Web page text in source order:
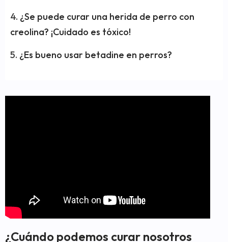
¿Se puede curar una herida de perro con
creolina? ¡Cuidado es tóxico!
¿Es bueno usar betadine en perros?
¿Cuándo podemos curar nosotros